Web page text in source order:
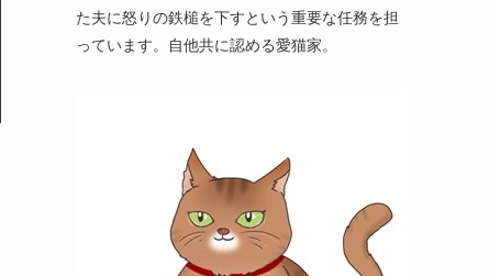
た夫に怒りの鉄槌を下すという重要な任務を担
っています。自他共に認める愛猫家。